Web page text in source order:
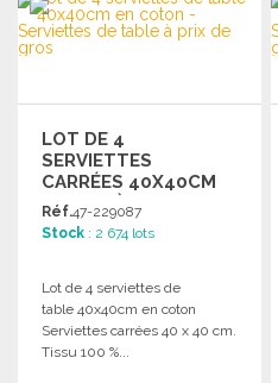
Demander un devis
LOT DE 4
SERVIETTES
CARRÉES 40X40CM
COTON À PRIX
GROSSISTE
Réf.47-229087
Stock : 2 674 lots
Lot de 4 serviettes de
table 40x40cm en coton
Serviettes carrées 40 x 40 cm.
Tissu 100 %...